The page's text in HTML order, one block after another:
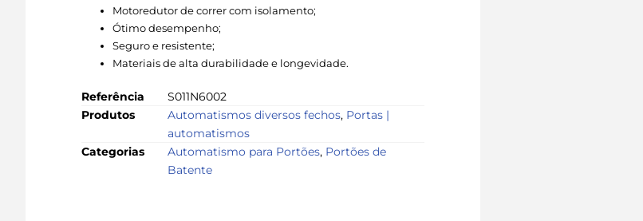
Motoredutor de correr com isolamento;
Ótimo desempenho;
Seguro e resistente;
Materiais de alta durabilidade e longevidade.
Referência
S011N6002
Produtos
Automatismos diversos fechos, Portas |
automatismos
Categorias
Automatismo para Portões, Portões de
Batente